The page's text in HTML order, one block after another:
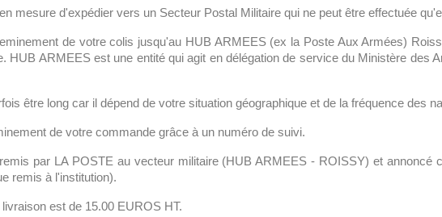
mesure d'expédier vers un Secteur Postal Militaire qui ne peut être effectuée
de votre colis jusqu'au HUB ARMEES (ex la Poste Aux Armées)
HUB ARMEES est une entité qui agit en délégation de service du Ministère des
être long car il dépend de votre situation géographique et de la fréquence des
de votre commande grâce à un numéro de suivi.
par LA POSTE au vecteur militaire (HUB ARMEES - ROISSY) et annoncé
remis à l'institution).
est de 15.00 EUROS HT.